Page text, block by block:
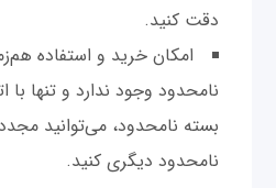
دقت کنید.
امکان خرید و استفاده
نامحدود وجود ندارد و تنها با
بسته نامحدود، می‌توانید
نامحدود دیگری کنید.